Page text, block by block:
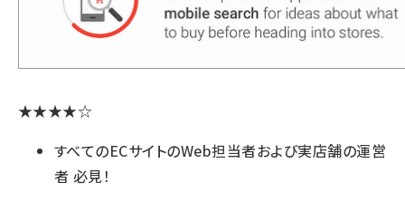
★★★★☆
すべてのECサイトのWeb担当者および実店舗の運営
者 必見！